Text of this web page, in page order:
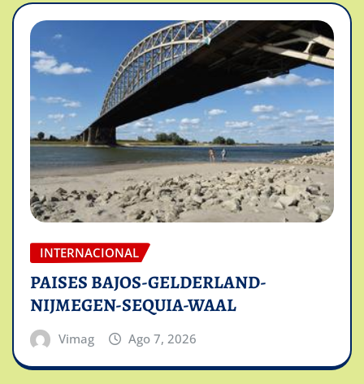
INTERNACIONAL
PAISES BAJOS-GELDERLAND-
NIJMEGEN-SEQUIA-WAAL
Vimag Ago 7, 2026